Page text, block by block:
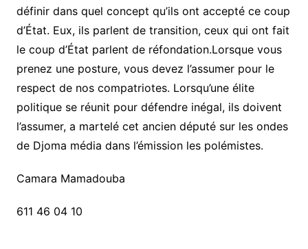
définir dans quel concept qu’ils ont accepté ce coup
d’État. Eux, ils parlent de transition, ceux qui ont fait
le coup d’État parlent de réfondation.Lorsque vous
prenez une posture, vous devez l’assumer pour le
respect de nos compatriotes. Lorsqu’une élite
politique se réunit pour défendre inégal, ils doivent
l’assumer, a martelé cet ancien député sur les ondes
de Djoma média dans l’émission les polémistes.
Camara Mamadouba
611 46 04 10